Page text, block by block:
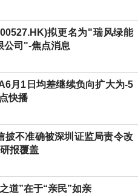
拟更名为"瑞风绿能
公司"-焦点消息
月1日均差继续负向扩大为-5
快播
披不准确被深圳证监局责令改
报覆盖
道”在于“亲民”如亲